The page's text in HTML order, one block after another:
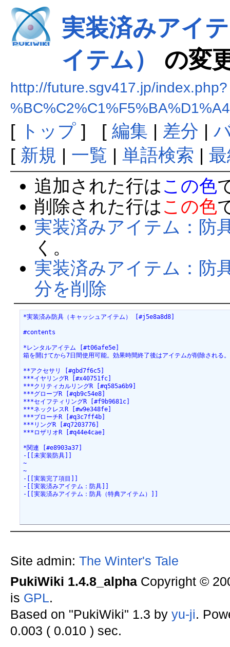
実装済みアイ
イテム）
の変
http://future.sgv417.jp/index.php?
[ トップ] [ 編集 | 差分 |
[ 新規 | 一覧 | 単語検索 |
追加された行は この色
削除された行は この色
実装済みアイテム：防
く。
実装済みアイテム：防
分を削除
*実装済み防具（キャッシュアイテム） [#j5e8a8d8]
#contents
*レンタルアイテム [#t06afe5e]
箱を開けてから7日間使用可能。効果時間終了後はアイテムが削除される
**アクセサリ [#gbd7f6c5]
***イヤリングR [#x40751fc]
***クリティカルリングR [#q585a6b9]
***グローブR [#qb9c54e8]
***セイフティリングR [#f9b9681c]
***ネックレスR [#w9e348fe]
***ブローチR [#q3c7ff4b]
***リングR [#q7203776]
***ロザリオR [#q44e4cae]
*関連 [#e8903a37]
-[[未実装防具]]
~
~
-[[実装完了項目]]
-[[実装済みアイテム：防具]]
-[[実装済みアイテム：防具（特典アイテム）]]
Site admin: The Winter's Tale
PukiWiki 1.4.8_alphaCopyright ©
is GPL.
Based on "PukiWiki" 1.3 by yu-ji.
0.003 ( 0.010 ) sec.